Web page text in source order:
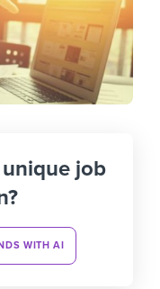
job
WITH AI